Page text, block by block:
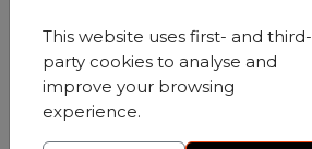
Zobrazit detaily
This website uses first- and third-
party cookies to analyse and
improve your browsing
experience.